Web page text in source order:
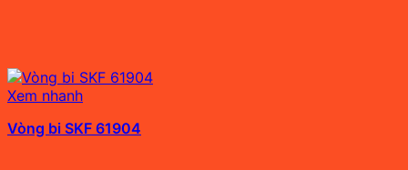
Xem nhanh
Vòng bi SKF 61904